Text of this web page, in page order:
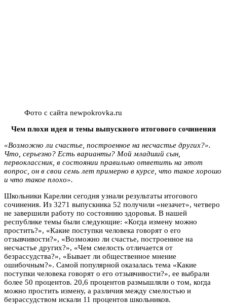
Фото с сайта newpokrovka.ru
Чем плохи идея и темы выпускного итогового сочинения
«Возможно ли счастье, построенное на несчастье других?».
Что, серьезно? Есть варианты? Мой младший сын,
первоклассник, в состоянии правильно ответить на этот
вопрос, он в свои семь лет примерно в курсе, что такое хорошо
и что такое плохо».
Школьники Карелии сегодня узнали результаты итогового
сочинения. Из 3271 выпускника 52 получили «незачет», четверо
не завершили работу по состоянию здоровья. В нашей
республике темы были следующие: «Когда измену можно
простить?», «Какие поступки человека говорят о его
отзывчивости?», «Возможно ли счастье, построенное на
несчастье других?», «Чем смелость отличается от
безрассудства?», «Бывает ли общественное мнение
ошибочным?». Самой популярной оказалась тема «Какие
поступки человека говорят о его отзывчивости?», ее выбрали
более 50 процентов. 20,6 процентов размышляли о том, когда
можно простить измену, а различия между смелостью и
безрассудством искали 11 процентов школьников.